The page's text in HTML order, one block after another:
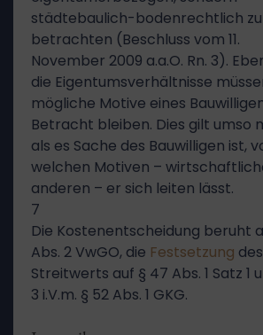
städtebaulich-bodenrechtlich zu
betrachten (Beschluss vom 11.
November 2009 a.a.O. Rn. 3).
die Eigentumsverhältnisse
mögliche Motive eines
Betracht bleiben. Dies gilt umso
als es Sache des Bauwilligen ist,
welchen Motiven –
anderen – er sich leiten lässt.
7
Die Kostenentscheidung beruht
Abs. 2 VwGO, die Festsetzung des
Streitwerts auf § 47 Abs. 1 Satz 1
3 i.V.m. § 52 Abs. 1 GKG.